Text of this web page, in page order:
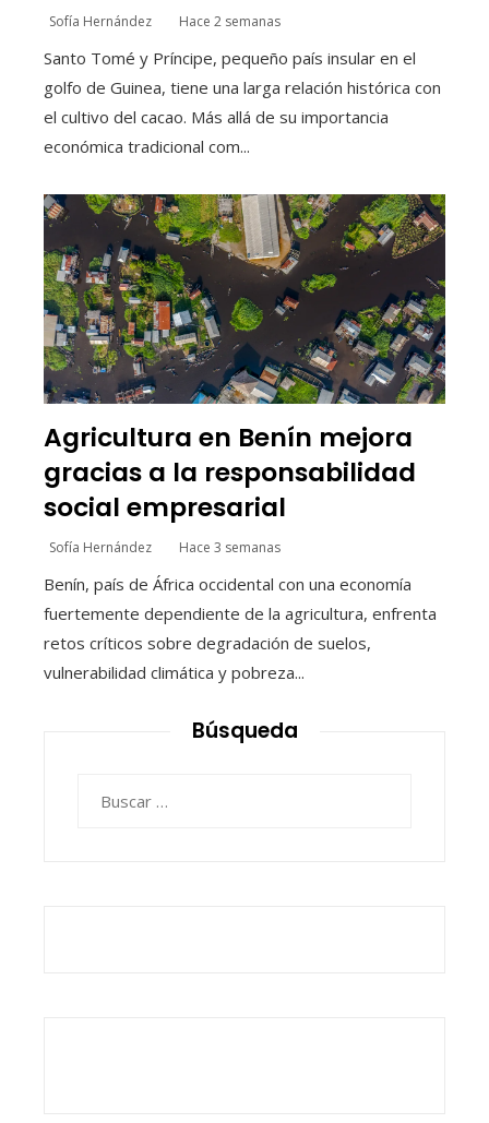
Sofía Hernández Hace 2 semanas
Santo Tomé y Príncipe, pequeño país insular en el
golfo de Guinea, tiene una larga relación histórica con
el cultivo del cacao. Más allá de su importancia
económica tradicional com...
Agricultura en Benín mejora
gracias a la responsabilidad
social empresarial
Sofía Hernández Hace 3 semanas
Benín, país de África occidental con una economía
fuertemente dependiente de la agricultura, enfrenta
retos críticos sobre degradación de suelos,
vulnerabilidad climática y pobreza...
Búsqueda